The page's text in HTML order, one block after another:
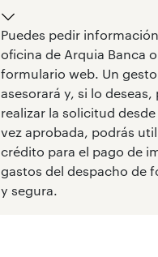
Puedes pedir
oficina de Arquia Banca
formulario web. Un
asesorará y, si lo deseas,
realizar la solicitud
vez aprobada, podrás
crédito para el pago de
gastos del despacho de
y segura.